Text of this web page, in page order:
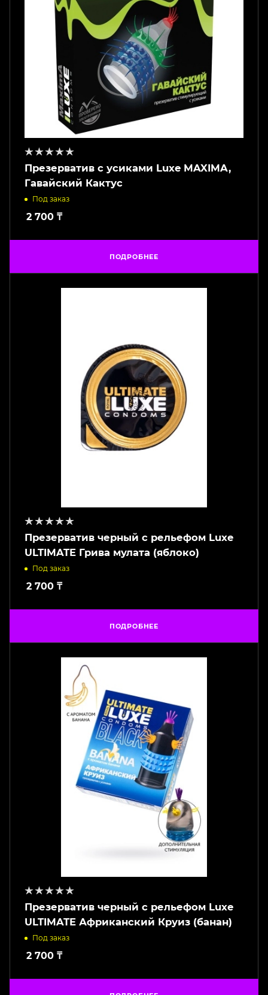
Презерватив с усиками Luxe MAXIMA,
Гавайский Кактус
Под заказ
2 700 ₸
ПОДРОБНЕЕ
Презерватив черный с рельефом Luxe
ULTIMATE Грива мулата (яблоко)
Под заказ
2 700 ₸
ПОДРОБНЕЕ
Презерватив черный с рельефом Luxe
ULTIMATE Африканский Круиз (банан)
Под заказ
2 700 ₸